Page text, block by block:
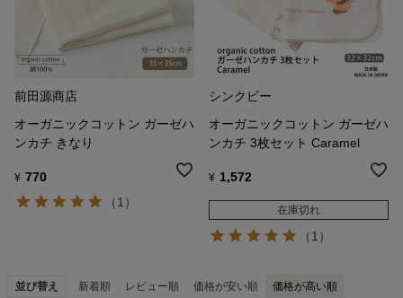
前田源商店
オーガニックコットン ガーゼハ
ンカチ きなり
¥ 770
（1）
シンクビー
オーガニックコットン ガーゼハ
ンカチ 3枚セット Caramel
¥ 1,572
在庫切れ
（1）
並び替え 新着順 レビュー順 価格が安い順 価格が高い順